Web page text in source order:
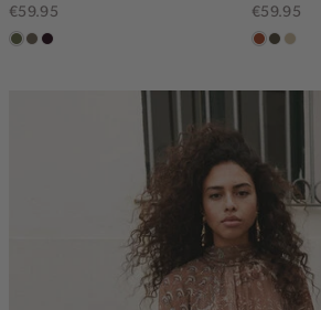
€59.95
groen,
middenbruin
bordeaux,
€59.95
bruin